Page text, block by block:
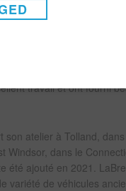
LaBrecque,
Chapter de Pontiac
jour, a déclaré M.
travail et ont fourni
son atelier à Tolland,
dans le
été ajouté en 2021.
variété de véhicules